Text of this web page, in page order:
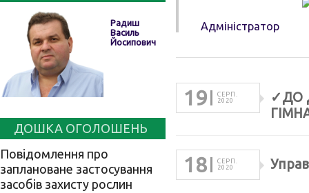
Радиш
Василь
Йосипович
ДОШКА ОГОЛОШЕНЬ
Повідомлення про
заплановане застосування
засобів захисту рослин
Адміністратор
19
СЕРП.
2020
✓ДО
18
СЕРП.
2020